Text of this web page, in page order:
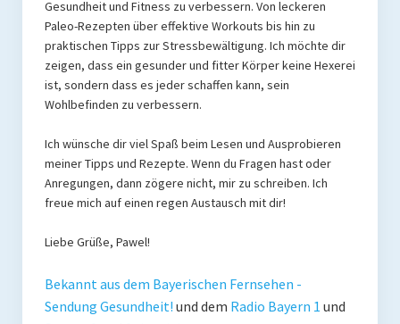
Getränke und Smoothies
Hauptgerichte
Innereien
Mit Ei
Salate
Snacks
Suppen
Gesundheit und Fitness zu verbessern. Von leckeren
Paleo-Rezepten über effektive Workouts bis hin zu
praktischen Tipps zur Stressbewältigung. Ich möchte dir
zeigen, dass ein gesunder und fitter Körper keine Hexerei
ist, sondern dass es jeder schaffen kann, sein
Wohlbefinden zu verbessern.
Ich wünsche dir viel Spaß beim Lesen und Ausprobieren
meiner Tipps und Rezepte. Wenn du Fragen hast oder
Anregungen, dann zögere nicht, mir zu schreiben. Ich
freue mich auf einen regen Austausch mit dir!
Liebe Grüße, Pawel!
Bekannt aus dem Bayerischen Fernsehen -
Sendung Gesundheit! und dem Radio Bayern 1 und